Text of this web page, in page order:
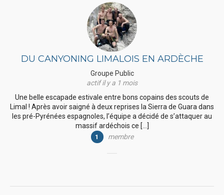
DU CANYONING LIMALOIS EN ARDÈCHE
Groupe Public
actif il y a 1 mois
Une belle escapade estivale entre bons copains des scouts de
Limal ! Après avoir saigné à deux reprises la Sierra de Guara dans
les pré-Pyrénées espagnoles, l’équipe a décidé de s’attaquer au
massif ardéchois ce […]
1 membre